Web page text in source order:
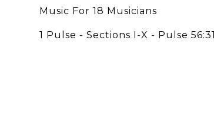
Music For 18 Musicians
1 Pulse - Sections I-X - Pulse 56:31